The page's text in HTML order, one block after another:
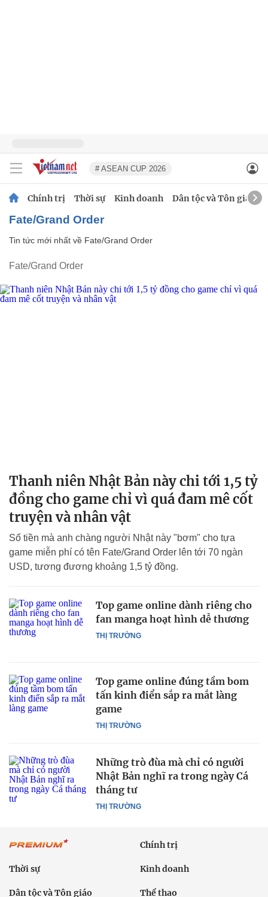
# ASEAN CUP 2026
Chính trị Thời sự Kinh doanh Dân tộc và Tôn giáo
Fate/Grand Order
Tin tức mới nhất về Fate/Grand Order
Fate/Grand Order
Thanh niên Nhật Bản này chi tới 1,5 tỷ
đồng cho game chỉ vì quá đam mê cốt
truyện và nhân vật
Số tiền mà anh chàng người Nhật này "bơm" cho tựa
game miễn phí có tên Fate/Grand Order lên tới 70 ngàn
USD, tương đương khoảng 1,5 tỷ đồng.
THỊ TRƯỜNG
Top game online dành riêng cho
fan manga hoạt hình dễ thương
THỊ TRƯỜNG
Top game online đúng tầm bom
tấn kinh điển sắp ra mắt làng
game
THỊ TRƯỜNG
Những trò đùa mà chỉ có người
Nhật Bản nghĩ ra trong ngày Cá
tháng tư
Chính trị
Thời sự Kinh doanh
Dân tộc và Tôn giáo Thể thao